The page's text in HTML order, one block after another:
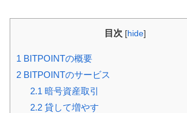
目次 [hide]
1 BITPOINTの概要
2 BITPOINTのサービス
2.1 暗号資産取引
2.2貸して増やす